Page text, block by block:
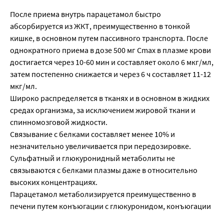
После приема внутрь парацетамол быстро
абсорбируется из ЖКТ, преимущественно в тонкой
кишке, в основном путем пассивного транспорта. После
однократного приема в дозе 500 мг Cmax в плазме крови
достигается через 10-60 мин и составляет около 6 мкг/мл,
затем постепенно снижается и через 6 ч составляет 11-12
мкг/мл.
Широко распределяется в тканях и в основном в жидких
средах организма, за исключением жировой ткани и
спинномозговой жидкости.
Связывание с белками составляет менее 10% и
незначительно увеличивается при передозировке.
Сульфатный и глюкуронидный метаболиты не
связываются с белками плазмы даже в относительно
высоких концентрациях.
Парацетамол метаболизируется преимущественно в
печени путем конъюгации с глюкуронидом, конъюгации